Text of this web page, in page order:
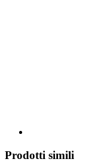
Prodotti simili